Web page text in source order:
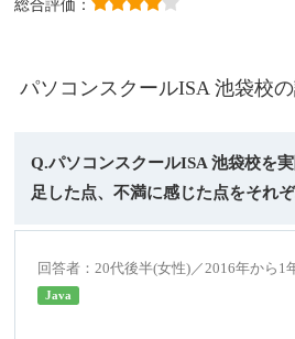
総合評価：
パソコンスクールISA 池袋校
Q.パソコンスクールISA 池袋校を
足した点、不満に感じた点をそれ
回答者：20代後半(女性)／2016年から1
Java